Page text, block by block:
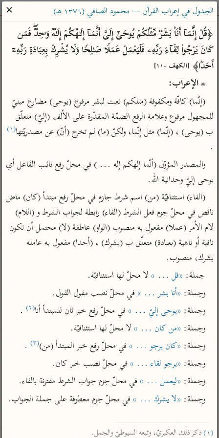
ساهم معنا في نشر القرآن والعلم الشرعي
الباحث القرآني
بحث تفسير علوم مصاحف معاجم
Type 2 or more characters for results.
Type 1 or more
characters for results.
أمّهات
تفسير الطبري
تفسير القرطبي
تفسير البغوي
جمع الأقوال
تفسير ابن الجوزي
تفسير الماوردي
منتقاة
تفسير ابن القيم
تفسير ابن تيمية
تفسير السمعاني
تفسير مكّي
محاسن التأويل
تفسير الثعالبي
عامّة
فتح البيان للقنوجي
تفسير ابن جزي
موسوعات
تفسير الآلوسي
تفسير الرازي
أخرى
أضواء البيان
نظم الدرر للبقاعي
لغة وبلاغة
التحرير والتنوير
المحرر الوجيز لابن
عطية
البحر المحيط لأبي
حيان
البسيط للواحدي
معاصرة
الميسر
التفسير
أيسر التفاسير
القرآن – تدبر وعمل
تفسير ابن عثيمين
جامع البيان للإيجي
تفسير البيضاوي
الوجيز للواحدي
تفسير ابن أبي زمنين
آثار
الجدول في إعراب القرآن — محمود الصافي (١٣٧٦ هـ)
✕
أَحَدَۢا﴾ [الكهف ١١٠]
* الإعراب:
ب (يوحى) ، (إنّما) مثل إنّما، ولكنّ (ما) لم تخرج (أنّ) عن مصدريّتها(١)
.
يوحى إليّ وحدانية الله.
يشرك، منصوب.
جملة: «قل ... » لا محلّ لها استئنافيّة.
وجملة: «أنا بشر ... » في محلّ نصب مقول القول.
وجملة: «يوحى إليّ ... » في محلّ رفع خبر ثان للمبتدأ أنا(٢)
.
وجملة: «من كان ... » لا محلّ لها استئنافيّة.
وجملة: «كان يرجو ... » في محلّ رفع خبر المبتدأ (من)(٣)
.
وجملة: «يرجو لقاء ... » في محلّ نصب خبر كان.
وجملة: «ليعمل ... » في محلّ جزم جواب الشرط مقترنة بالفاء.
وجملة: «لا يشرك ... » في محلّ جزم معطوفة على جملة الجواب.
(١)
ذكر ذلك العكبريّ، وتبعه السيوطيّ والجمل.